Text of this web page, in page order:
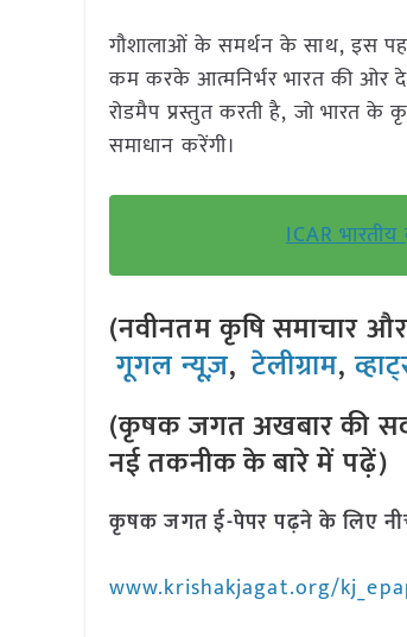
गौशालाओं के समर्थन के साथ, इस पहल
कम करके आत्मनिर्भर भारत की ओर
रोडमैप प्रस्तुत करती है, जो भारत के
समाधान करेंगी।
ICAR
(नवीनतम कृषि समाचार
गूगल न्यूज़,टेलीग्राम,
(कृषक जगत अखबार की
नई तकनीक के बारे में पढ़ें)
कृषक जगत ई-पेपर पढ़ने के लिए
www.krishakjagat.org/